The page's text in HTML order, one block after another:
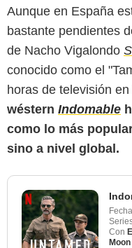
Aunque en España
bastante pendientes
de Nacho Vigalondo
conocido como el
horas de televisión
wéstern Indomable
como lo más
sino a nivel global.
Con